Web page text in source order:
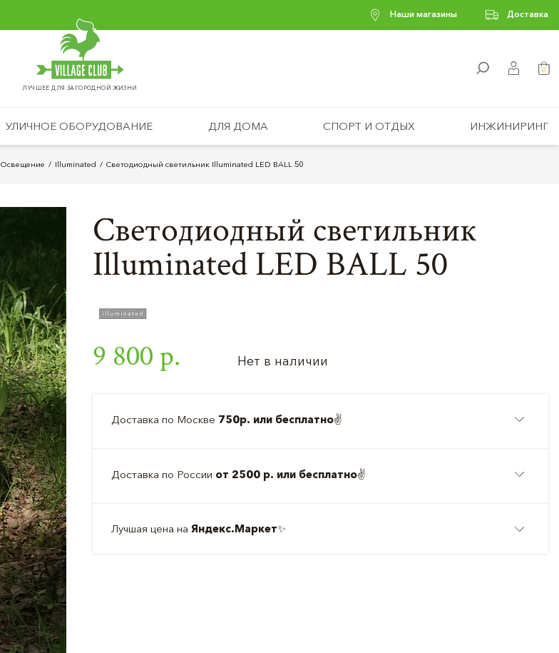
Наши магазины Доставка
ЛУЧШЕЕ ДЛЯ ЗАГОРОДНОЙ ЖИЗНИ
0
УЛИЧНОЕ ОБОРУДОВАНИЕ ДЛЯ ДОМА СПОРТ И ОТДЫХ ИНЖИНИРИНГ
Освещение Illuminated Светодиодный светильник Illuminated LED BALL 50
Светодиодный светильник
Illuminated LED BALL 50
9 800 р. Нет в наличии
Доставка по Москве 750р. или бесплатно✌️
Доставка по России от 2500 р. или бесплатно✌️
Лучшая цена на Яндекс.Маркет✨